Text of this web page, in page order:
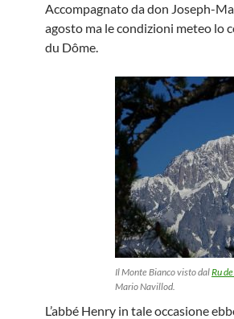
Accompagnato da don Joseph-
agosto ma le condizioni meteo lo
du Dôme.
Il Monte Bianco visto dalRu
Mario Navillod.
L’abbé Henry in tale occasione